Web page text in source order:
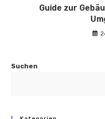
Guide zur
Suchen